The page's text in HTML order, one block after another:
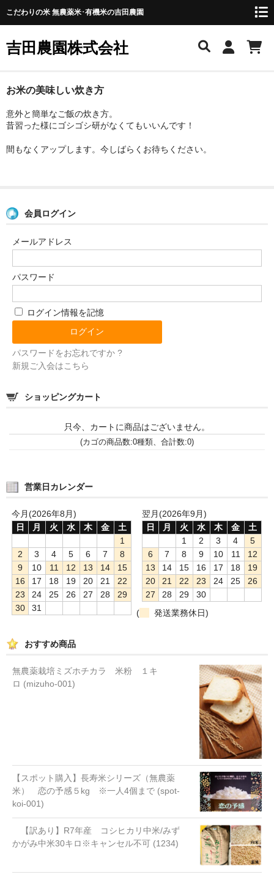
こだわりの米 無農薬米･有機米の吉田農園
吉田農園株式会社
吉田農園を知りたい！
会社概要
商品一覧
お勧め商品
長寿米シリーズ
うるち米
もち米
古代米
米粉
支払方法・送料・返品etc…
定期購入について
業者様へ
特定商取引法の表示
お米の美味しい炊き方
意外と簡単なご飯の炊き方。
昔習った様にゴシゴシ研がなくてもいいんです！
間もなくアップします。今しばらくお待ちください。
会員ログイン
メールアドレス
パスワード
ログイン情報を記憶
パスワードをお忘れですか ?
新規ご入会はこちら
ショッピングカート
只今、カートに商品はございません。
(カゴの商品数:0種類、合計数:0)
営業日カレンダー
今月(2026年8月)
日
月 火 水 木 金
土
1
2
3 4 5 6 7
8
9
10 11 12 13 14
15
16
17 18 19 20 21
22
23
24 25 26 27 28
29
30
31
翌月(2026年9月)
日
月 火 水 木 金
土
1
2 3 4
5
6
7 8 9 10 11
12
13
14 15 16 17 18
19
20
21 22 23 24 25
26
27
28 29
30
(
発送業務休日)
おすすめ商品
無農薬栽培ミズホチカラ 米粉 １キ
ロ (mizuho-001)
【スポット購入】長寿米シリーズ（無農薬
米） 恋の予感５kg ※一人4個まで (spot-
koi-001)
【訳あり】R7年産 コシヒカリ中米/みず
かがみ中米30キロ※キャンセル不可 (1234)